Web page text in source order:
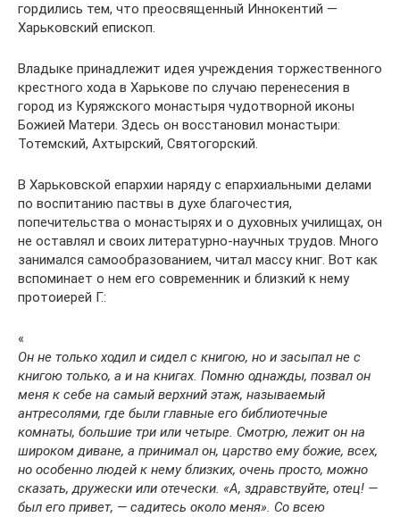
гордились тем, что преосвященный Иннокентий —
Харьковский епископ.
Владыке принадлежит идея учреждения торжественного
крестного хода в Харькове по случаю перенесения в
город из Куряжского монастыря чудотворной иконы
Божией Матери. Здесь он восстановил монастыри:
Тотемский, Ахтырский, Святогорский.
В Харьковской епархии наряду с епархиальными делами
по воспитанию паствы в духе благочестия,
попечительства о монастырях и о духовных училищах, он
не оставлял и своих литературно-научных трудов. Много
занимался самообразованием, читал массу книг. Вот как
вспоминает о нем его современник и близкий к нему
протоиерей Г.:
«
Он не только ходил и сидел с книгою, но и засыпал не с
книгою только, а и на книгах. Помню однажды, позвал он
меня к себе на самый верхний этаж, называемый
антресолями, где были главные его библиотечные
комнаты, большие три или четыре. Смотрю, лежит он на
широком диване, а принимал он, царство ему божие, всех,
но особенно людей к нему близких, очень просто, можно
сказать, дружески или отечески. «А, здравствуйте, отец! —
был его привет, — садитесь около меня». Со всею